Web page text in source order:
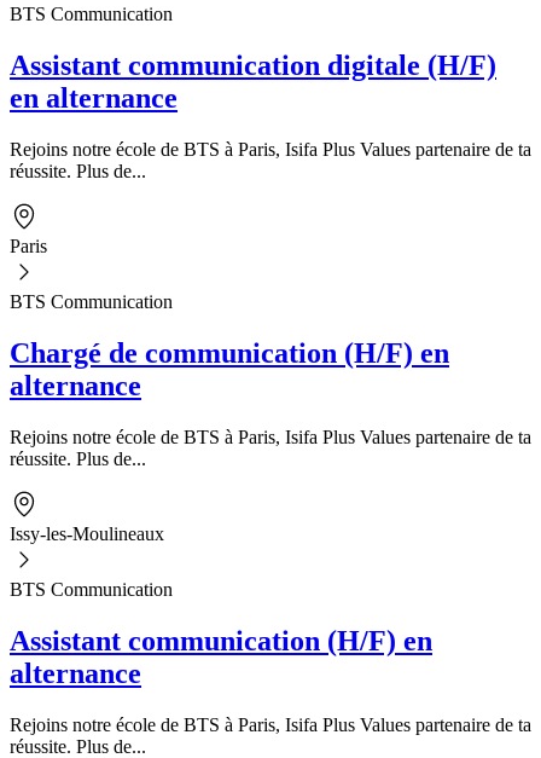
BTS Communication
Assistant communication digitale (H/F)
en alternance
Rejoins notre école de BTS à Paris, Isifa Plus Values partenaire de ta
réussite. Plus de...
Paris
BTS Communication
Chargé de communication (H/F) en
alternance
Rejoins notre école de BTS à Paris, Isifa Plus Values partenaire de ta
réussite. Plus de...
Issy-les-Moulineaux
BTS Communication
Assistant communication (H/F) en
alternance
Rejoins notre école de BTS à Paris, Isifa Plus Values partenaire de ta
réussite. Plus de...